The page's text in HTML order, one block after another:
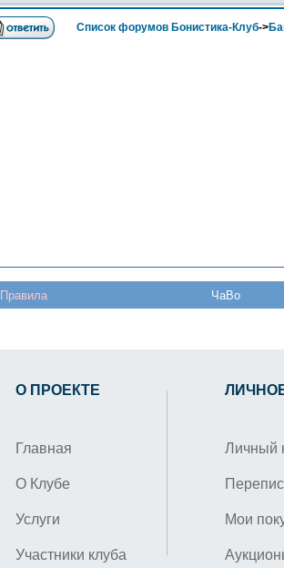
Список форумов Бонистика-Клуб->
Правила ЧаВо
О ПРОЕКТЕ
Главная
О Клубе
Услуги
Участники клуба
Личный
Мои